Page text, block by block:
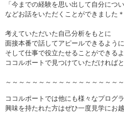
「今までの経験を思い出して自分につ
などお話をいただくことができました＊
考えていただいた自己分析をもとに
面接本番で話してアピールできるように
そして仕事で役立たせることができる
ココルポートで見つけていただければ
～～～～～～～～～～～～～～～～～
ココルポートでは他にも様々なプログ
興味を持たれた方はぜひ一度見学にお越